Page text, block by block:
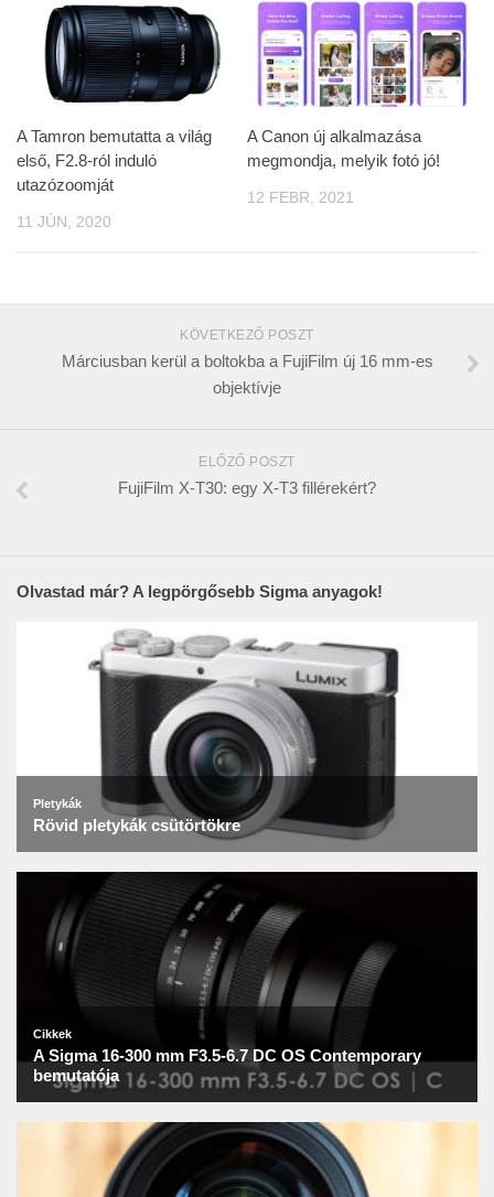
A Tamron bemutatta a világ
első, F2.8-ról induló
utazózoomját
11 JÚN, 2020
A Canon új alkalmazása
megmondja, melyik fotó jó!
12 FEBR, 2021
KÖVETKEZŐ POSZT
Márciusban kerül a boltokba a FujiFilm új 16 mm-es
objektívje
ELŐZŐ POSZT
FujiFilm X-T30: egy X-T3 fillérekért?
Olvastad már? A legpörgősebb Sigma anyagok!